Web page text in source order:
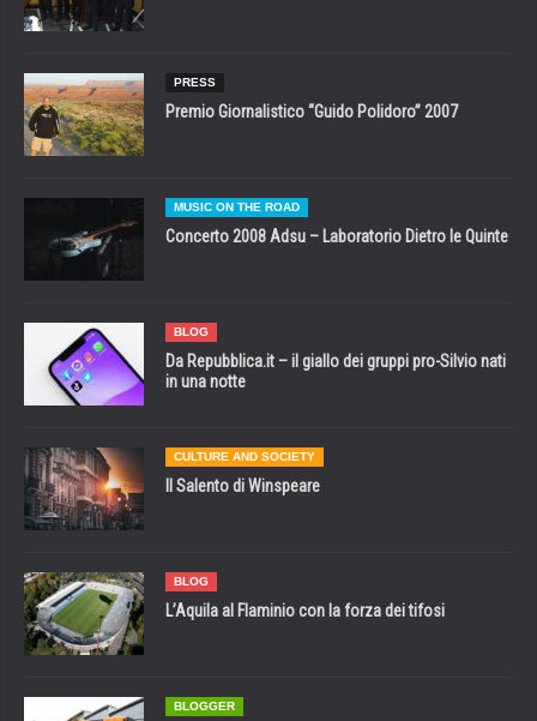
PRESS
Premio Giornalistico “Guido Polidoro” 2007
MUSIC ON THE ROAD
Concerto 2008 Adsu – Laboratorio Dietro le Quinte
BLOG
Da Repubblica.it – il giallo dei gruppi pro-Silvio nati
in una notte
CULTURE AND SOCIETY
Il Salento di Winspeare
BLOG
L’Aquila al Flaminio con la forza dei tifosi
BLOGGER